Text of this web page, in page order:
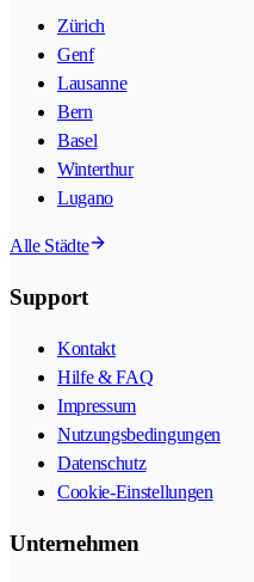
Zürich
Genf
Lausanne
Bern
Basel
Winterthur
Lugano
Alle Städte
Support
Kontakt
Hilfe & FAQ
Impressum
Nutzungsbedingungen
Datenschutz
Cookie-Einstellungen
Unternehmen